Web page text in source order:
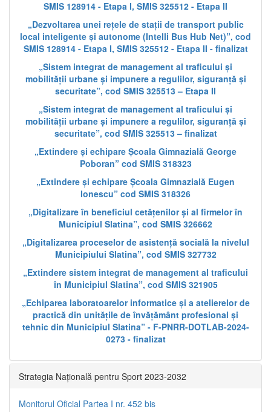
SMIS 128914 - Etapa I, SMIS 325512 - Etapa II
„Dezvoltarea unei rețele de stații de transport public
local inteligente și autonome (Intelli Bus Hub Net)”, cod
SMIS 128914 - Etapa I, SMIS 325512 - Etapa II - finalizat
„Sistem integrat de management al traficului și
mobilității urbane și impunere a regulilor, siguranță și
securitate”, cod SMIS 325513 – Etapa II
„Sistem integrat de management al traficului și
mobilității urbane și impunere a regulilor, siguranță și
securitate”, cod SMIS 325513 – finalizat
„Extindere și echipare Școala Gimnazială George
Poboran” cod SMIS 318323
„Extindere și echipare Școala Gimnazială Eugen
Ionescu” cod SMIS 318326
„Digitalizare în beneficiul cetățenilor și al firmelor în
Municipiul Slatina”, cod SMIS 326662
„Digitalizarea proceselor de asistență socială la nivelul
Municipiului Slatina”, cod SMIS 327732
„Extindere sistem integrat de management al traficului
în Municipiul Slatina”, cod SMIS 321905
„Echiparea laboratoarelor informatice și a atelierelor de
practică din unitățile de învățământ profesional și
tehnic din Municipiul Slatina” - F-PNRR-DOTLAB-2024-
0273 - finalizat
Strategia Națională pentru Sport 2023-2032
Monitorul Oficial Partea I nr. 452 bis